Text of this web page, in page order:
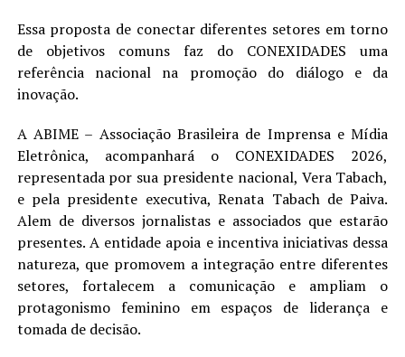
Essa proposta de conectar diferentes setores em torno
de objetivos comuns faz do CONEXIDADES uma
referência nacional na promoção do diálogo e da
inovação.
A ABIME – Associação Brasileira de Imprensa e Mídia
Eletrônica, acompanhará o CONEXIDADES 2026,
representada por sua presidente nacional, Vera Tabach,
e pela presidente executiva, Renata Tabach de Paiva.
Alem de diversos jornalistas e associados que estarão
presentes. A entidade apoia e incentiva iniciativas dessa
natureza, que promovem a integração entre diferentes
setores, fortalecem a comunicação e ampliam o
protagonismo feminino em espaços de liderança e
tomada de decisão.